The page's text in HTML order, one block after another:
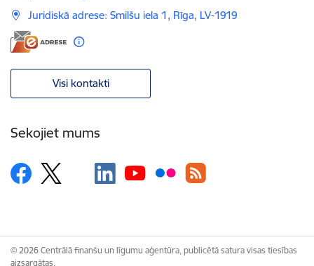
Juridiskā adrese: Smilšu iela 1, Rīga, LV-1919
Visi kontakti
Sekojiet mums
© 2026 Centrālā finanšu un līgumu aģentūra, publicētā satura visas tiesības
aizsargātas.